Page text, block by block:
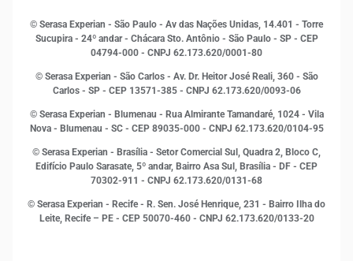
Inovação e Tecnologia
Leis e impostos
Marketing
Open Finance
Proteção de Dados
Sustentabilidade Corporativa
© Serasa Experian - São Paulo - Av das Nações Unidas, 14.401 - Torre
Sucupira - 24º andar - Chácara Sto. Antônio - São Paulo - SP - CEP
04794-000 - CNPJ 62.173.620/0001-80
© Serasa Experian - São Carlos - Av. Dr. Heitor José Reali, 360 - São
Carlos - SP - CEP 13571-385 - CNPJ 62.173.620/0093-06
© Serasa Experian - Blumenau - Rua Almirante Tamandaré, 1024 - Vila
Nova - Blumenau - SC - CEP 89035-000 - CNPJ 62.173.620/0104-95
© Serasa Experian - Brasília - Setor Comercial Sul, Quadra 2, Bloco C,
Edifício Paulo Sarasate, 5º andar, Bairro Asa Sul, Brasília - DF - CEP
70302-911 - CNPJ 62.173.620/0131-68
© Serasa Experian - Recife - R. Sen. José Henrique, 231 - Bairro Ilha do
Leite, Recife – PE - CEP 50070-460 - CNPJ 62.173.620/0133-20